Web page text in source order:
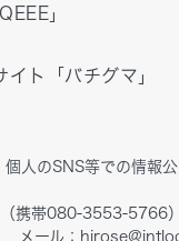
」
ト「バチグマ」
人のSNS等での情報公
携帯080-3553-5766）
メール：